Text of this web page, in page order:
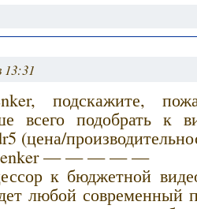
13:31
подскажите,
всего подобрать к
(цена/
— — — — —
к бюджетной
любой современный